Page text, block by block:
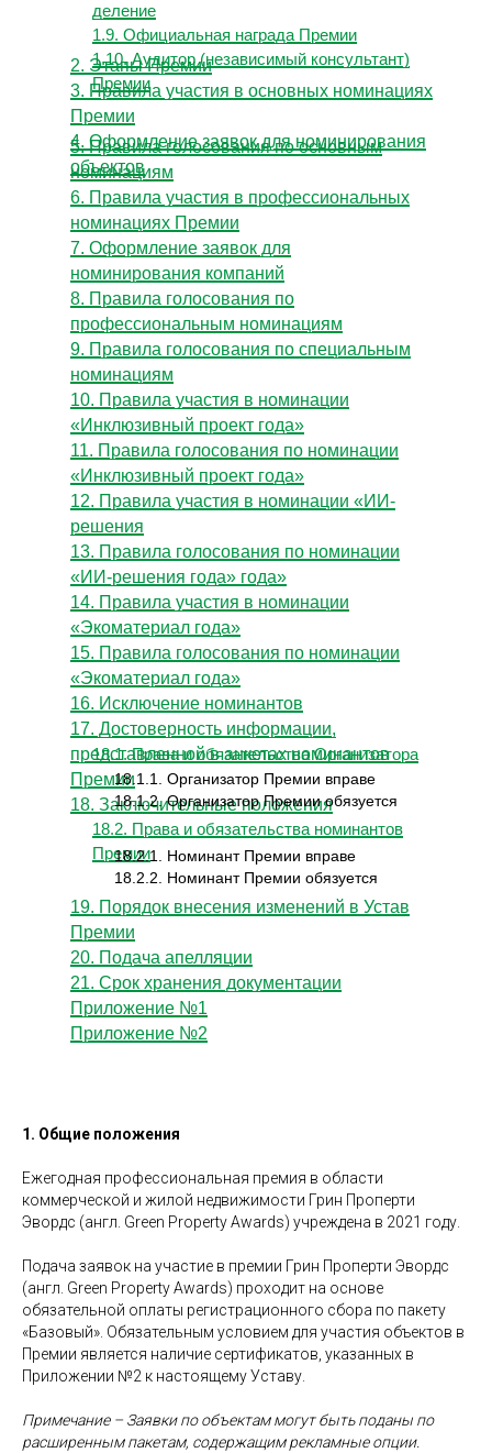
деление
1.9. Официальная награда Премии
1.10. Аудитор (независимый консультант)
Премии
2. Этапы Премии
3. Правила участия в основных номинациях
Премии
4. Оформление заявок для номинирования
объектов
5. Правила голосования по основным
номинациям
6. Правила участия в профессиональных
номинациях Премии
7. Оформление заявок для
номинирования компаний
8. Правила голосования по
профессиональным номинациям
9. Правила голосования по специальным
номинациям
10. Правила участия в номинации
«Инклюзивный проект года»
11. Правила голосования по номинации
«Инклюзивный проект года»
12. Правила участия в номинации «ИИ-
решения
13. Правила голосования по номинации
«ИИ-решения года» года»
14. Правила участия в номинации
«Экоматериал года»
15. Правила голосования по номинации
«Экоматериал года»
16. Исключение номинантов
17. Достоверность информации,
представленной в анкетах номинантов
Премии
18. Заключительные положения
18.1. Права и обязательства Организатора
18.1.1. Организатор Премии вправе
18.1.2. Организатор Премии обязуется
18.2. Права и обязательства номинантов
Премии
18.2.1. Номинант Премии вправе
18.2.2. Номинант Премии обязуется
19. Порядок внесения изменений в Устав
Премии
20. Подача апелляции
21. Срок хранения документации
Приложение №1
Приложение №2
1. Общие положения
Ежегодная профессиональная премия в области
коммерческой и жилой недвижимости Грин Проперти
Эвордс (англ. Green Property Awards) учреждена в 2021 году.
Подача заявок на участие в премии Грин Проперти Эвордс
(англ. Green Property Awards) проходит на основе
обязательной оплаты регистрационного сбора по пакету
«Базовый». Обязательным условием для участия объектов в
Премии является наличие сертификатов, указанных в
Приложении №2 к настоящему Уставу.
Примечание – Заявки по объектам могут быть поданы по
расширенным пакетам, содержащим рекламные опции.